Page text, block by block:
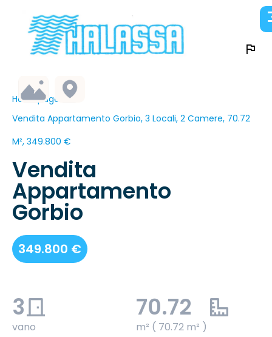
Homepage
Vendita Appartamento Gorbio, 3 Locali, 2 Camere, 70.72
M², 349.800 €
Vendita
Appartamento
Gorbio
349.800 €
3
vano
70.72
m² ( 70.72 m² )